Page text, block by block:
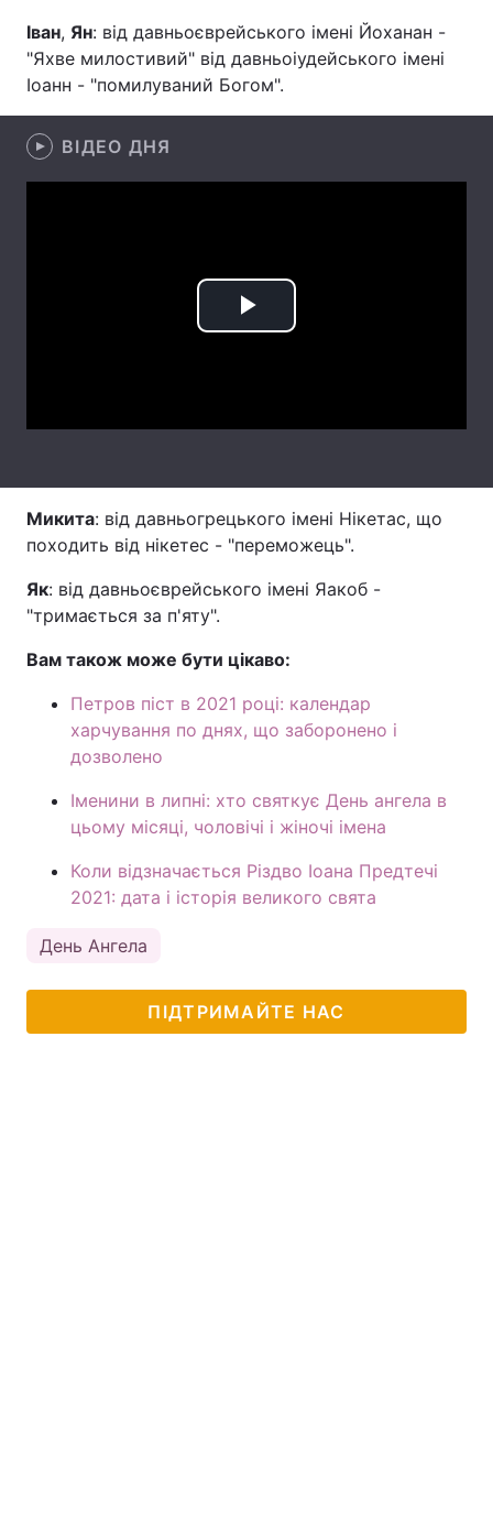
Екологія Регіони
Лонгріди
Відео з Youtube
Іван, Ян: від давньоєврейського імені Йоханан -
"Яхве милостивий" від давньоіудейського імені
Іоанн - "помилуваний Богом".
ВІДЕО ДНЯ
Play
Микита: від давньогрецького імені Нікетас, що
походить від нікетес - "переможець".
Як: від давньоєврейського імені Яакоб -
"тримається за п'яту".
Вам також може бути цікаво:
Петров піст в 2021 році: календар
харчування по днях, що заборонено і
дозволено
Іменини в липні: хто святкує День ангела в
цьому місяці, чоловічі і жіночі імена
Коли відзначається Різдво Іоана Предтечі
2021: дата і історія великого свята
День Ангела
ПІДТРИМАЙТЕ НАС